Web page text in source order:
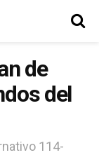
de
del
114-